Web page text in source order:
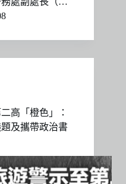
高「橙色」：
及攜帶政治書